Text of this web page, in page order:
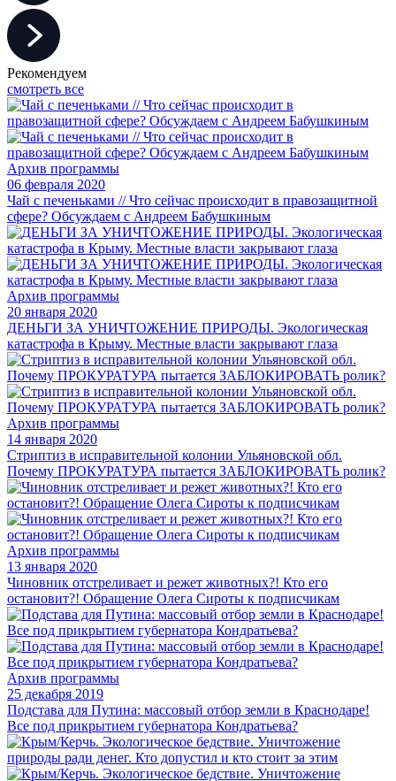
Рекомендуем
смотреть все
Архив программы
06 февраля 2020
Чай с печеньками // Что сейчас происходит в правозащитной
сфере? Обсуждаем с Андреем Бабушкиным
Архив программы
20 января 2020
ДЕНЬГИ ЗА УНИЧТОЖЕНИЕ ПРИРОДЫ. Экологическая
катастрофа в Крыму. Местные власти закрывают глаза
Архив программы
14 января 2020
Стриптиз в исправительной колонии Ульяновской обл.
Почему ПРОКУРАТУРА пытается ЗАБЛОКИРОВАТЬ ролик?
Архив программы
13 января 2020
Чиновник отстреливает и режет животных?! Кто его
остановит?! Обращение Олега Сироты к подписчикам
Архив программы
25 декабря 2019
Подстава для Путина: массовый отбор земли в Краснодаре!
Все под прикрытием губернатора Кондратьева?